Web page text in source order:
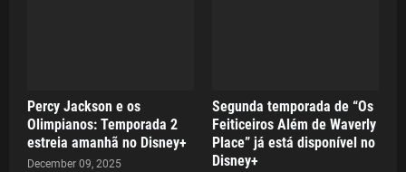
Percy Jackson e os
Olimpianos: Temporada 2
estreia amanhã no Disney+
December 09, 2025
Segunda temporada de “Os
Feiticeiros Além de Waverly
Place” já está disponível no
Disney+